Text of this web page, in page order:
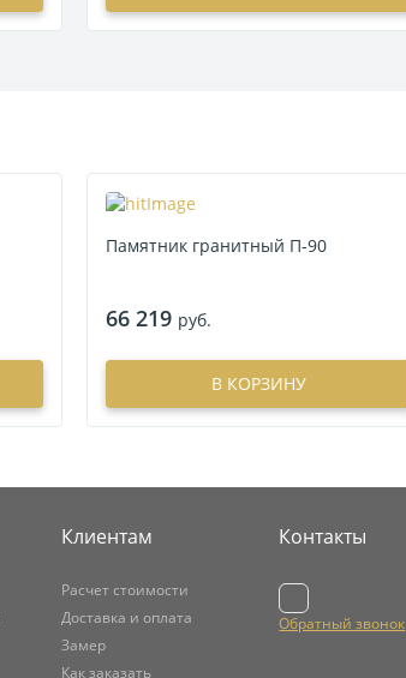
Памятник гранитный П-90
66 219 руб.
В КОРЗИНУ
Клиентам
Расчет стоимости
Доставка и оплата
Замер
Как заказать
Контакты
Обратный звонок